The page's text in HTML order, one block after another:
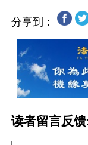
分享到：
读者留言反馈